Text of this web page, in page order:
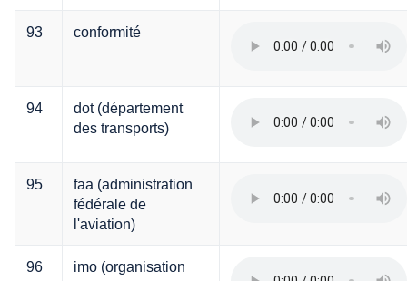
93 conformité
94
dot (département
des transports)
95
faa (administration
fédérale de
l'aviation)
96
imo (organisation